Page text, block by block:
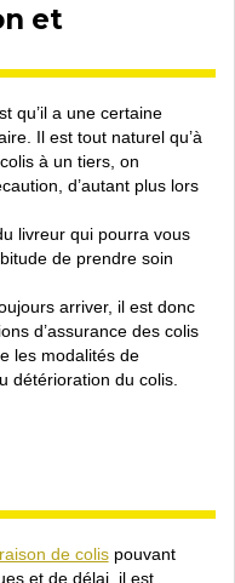
et
qu’il a une certaine
Il est tout naturel qu’à
à un tiers, on
d’autant plus lors
livreur qui pourra vous
de prendre soin
arriver, il est donc
d’assurance des colis
les modalités de
détérioration du colis.
de colispouvant
et de délai, il est